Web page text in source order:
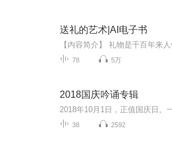
送礼的艺术|AI电子书
78 5万
2018国庆吟诵专辑
38 2592